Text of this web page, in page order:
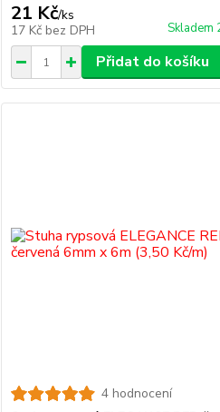
21 Kč/ks
17 Kč bez DPH Skladem
Přidat do košíku
4 hodnocení